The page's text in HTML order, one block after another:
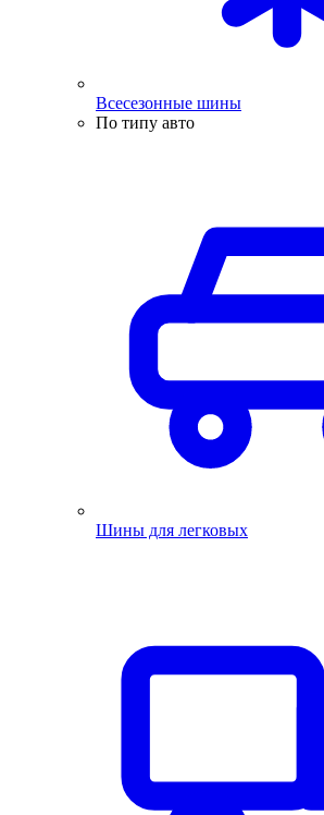
Всесезонные шины
По типу авто
Шины для легковых